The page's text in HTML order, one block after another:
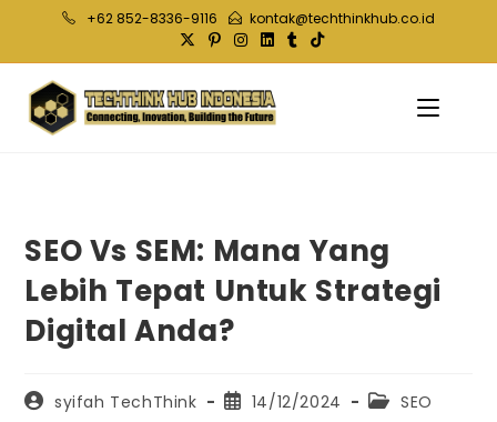
content
+62 852-8336-9116 kontak@techthinkhub.co.id
SEO Vs SEM: Mana Yang
Lebih Tepat Untuk Strategi
Digital Anda?
Postsyifah TechThink
Post14/12/2024
PostSEO